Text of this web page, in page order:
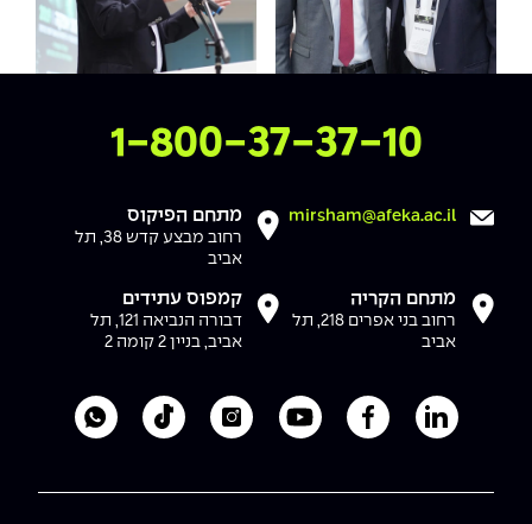
צרו איתנו קשר
1-800-37-37-10
mirsham@afeka.ac.il מתחם הפיקוס
רחוב מבצע קדש 38, תל
אביב
מתחם הקריה
רחוב בני אפרים 218, תל
אביב
קמפוס עתידים
דבורה הנביאה 121, תל
אביב, בניין 2 קומה 2
לעמוד הלינקדאין של מכללת אפקה
לעמוד הפייסבוק של מכללת אפקה
לעמוד היוטיוב של מכללת אפקה
לעמוד האינסטגרם של
לעמוד הטיקטוק